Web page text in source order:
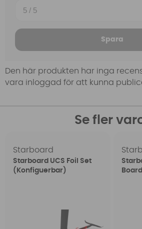
Spara
Den här produkten har inga
vara inloggad för att kunna
Se fler
Starboard
Starboard UCS Foil Set
(Konfiguerbar)